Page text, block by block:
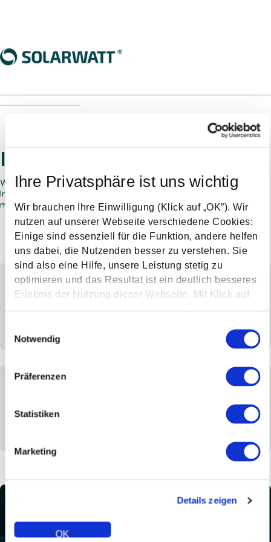
Ihre Privatsphäre ist uns wichtig
Wir brauchen Ihre Einwilligung (Klick auf „OK”). Wir
nutzen auf unserer Webseite verschiedene Cookies:
Einige sind essenziell für die Funktion, andere helfen
uns dabei, die Nutzenden besser zu verstehen. Sie
sind also eine Hilfe, unsere Leistung stetig zu
optimieren und das Resultat ist ein deutlich besseres
Erlebnis der Nutzung dieser Webseite. Mit Klick auf
Notwendig
Präferenzen
Statistiken
Marketing
Details zeigen
OK
Interested in working with us?
Would you like to become a SOLARWATT installer partner?
Interested in selling our products? Provide us some details and a
member of our sales team will be in contact.
Who are you?
Homeowner Other